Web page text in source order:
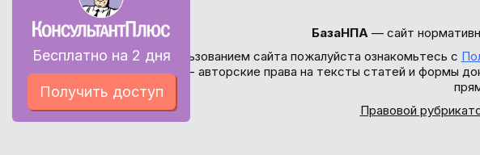
Бесплатно на 2 дня
Получить доступ
БазаНПА— сайт
Перед использованием сайта пожалуйста ознакомьтесь с
внимание - авторские права на тексты статей и формы
Правовой